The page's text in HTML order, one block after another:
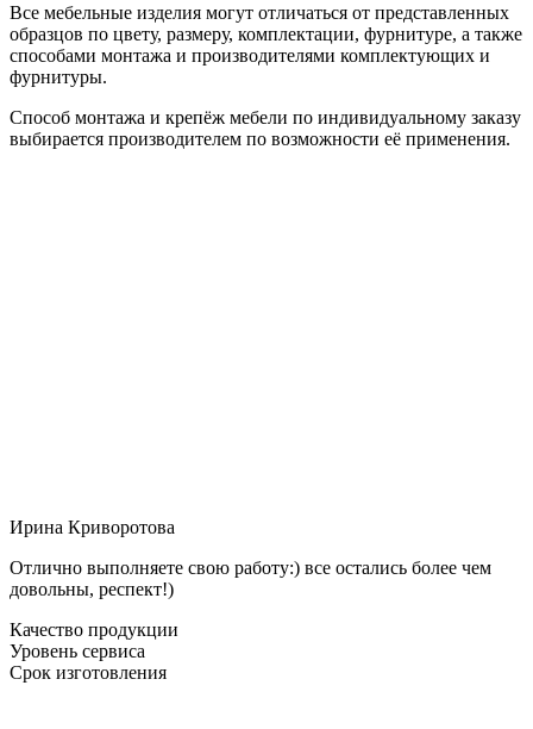
Все мебельные изделия могут отличаться от представленных
образцов по цвету, размеру, комплектации, фурнитуре, а также
способами монтажа и производителями комплектующих и
фурнитуры.
Способ монтажа и крепёж мебели по индивидуальному заказу
выбирается производителем по возможности её применения.
Ирина Криворотова
Отлично выполняете свою работу:) все остались более чем
довольны, респект!)
Качество продукции
Уровень сервиса
Срок изготовления